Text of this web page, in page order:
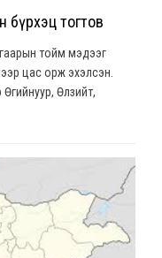
бүрхэц тогтов
тойм мэдээг
цас орж эхэлсэн.
Өлзийт,